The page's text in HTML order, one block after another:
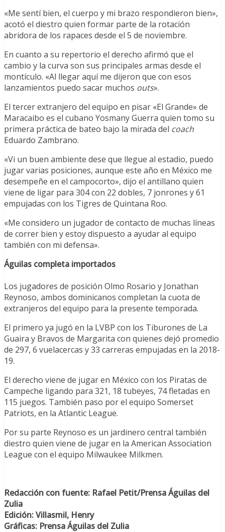
«Me sentí bien, el cuerpo y mi brazo respondieron bien»,
acotó el diestro quien formar parte de la rotación
abridora de los rapaces desde el 5 de noviembre.
En cuanto a su repertorio el derecho afirmó que el
cambio y la curva son sus principales armas desde el
montículo. «Al llegar aquí me dijeron que con esos
lanzamientos puedo sacar muchos outs».
El tercer extranjero del equipo en pisar «El Grande» de
Maracaibo es el cubano Yosmany Guerra quien tomo su
primera práctica de bateo bajo la mirada del coach
Eduardo Zambrano.
«Vi un buen ambiente dese que llegue al estadio, puedo
jugar varias posiciones, aunque este año en México me
desempeñe en el campocorto», dijo el antillano quien
viene de ligar para 304 con 22 dobles, 7 jonrones y 61
empujadas con los Tigres de Quintana Roo.
«Me considero un jugador de contacto de muchas líneas
de correr bien y estoy dispuesto a ayudar al equipo
también con mi defensa».
Águilas completa importados
Los jugadores de posición Olmo Rosario y Jonathan
Reynoso, ambos dominicanos completan la cuota de
extranjeros del equipo para la presente temporada.
El primero ya jugó en la LVBP con los Tiburones de La
Guaira y Bravos de Margarita con quienes dejó promedio
de 297, 6 vuelacercas y 33 carreras empujadas en la 2018-
19.
El derecho viene de jugar en México con los Piratas de
Campeche ligando para 321, 18 tubeyes, 74 fletadas en
115 juegos. También paso por el equipo Somerset
Patriots, en la Atlantic League.
Por su parte Reynoso es un jardinero central también
diestro quien viene de jugar en la American Association
League con el equipo Milwaukee Milkmen.
Redacción con fuente: Rafael Petit/Prensa Águilas del
Zulia
Edición: Villasmil, Henry
Gráficas: Prensa Águilas del Zulia